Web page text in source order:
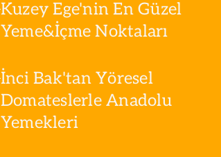
Kuzey Ege'nin En Güzel
Yeme&İçme Noktaları
İnci Bak'tan Yöresel
Domateslerle Anadolu
Yemekleri